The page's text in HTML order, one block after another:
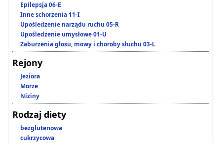
Epilepsja 06-E
Inne schorzenia 11-I
Upośledzenie narządu ruchu 05-R
Upośledzenie umysłowe 01-U
Zaburzenia głosu, mowy i choroby słuchu 03-L
Rejony
Jeziora
Morze
Niziny
Rodzaj diety
bezglutenowa
cukrzycowa